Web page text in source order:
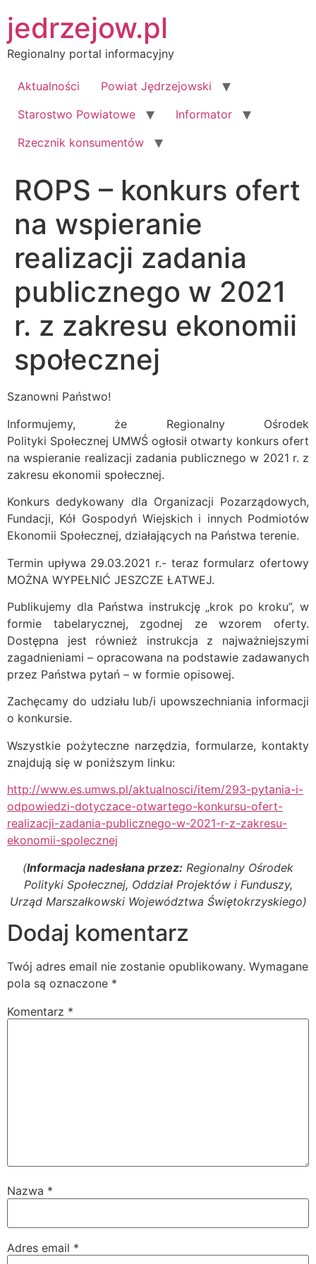
do
treści
jedrzejow.pl
Regionalny portal informacyjny
Aktualności
Powiat Jędrzejowski
Starostwo Powiatowe
Informator
Rzecznik konsumentów
ROPS – konkurs ofert
na wspieranie
realizacji zadania
publicznego w 2021
r. z zakresu ekonomii
społecznej
Szanowni Państwo!
Informujemy, że Regionalny Ośrodek
Polityki Społecznej UMWŚ ogłosił otwarty konkurs ofert
na wspieranie realizacji zadania publicznego w 2021 r. z
zakresu ekonomii społecznej.
Konkurs dedykowany dla Organizacji Pozarządowych,
Fundacji, Kół Gospodyń Wiejskich i innych Podmiotów
Ekonomii Społecznej, działających na Państwa terenie.
Termin upływa 29.03.2021 r.- teraz formularz ofertowy
MOŻNA WYPEŁNIĆ JESZCZE ŁATWEJ.
Publikujemy dla Państwa instrukcję „krok po kroku”, w
formie tabelarycznej, zgodnej ze wzorem oferty.
Dostępna jest również instrukcja z najważniejszymi
zagadnieniami – opracowana na podstawie zadawanych
przez Państwa pytań – w formie opisowej.
Zachęcamy do udziału lub/i upowszechniania informacji
o konkursie.
Wszystkie pożyteczne narzędzia, formularze, kontakty
znajdują się w poniższym linku:
http://www.es.umws.pl/aktualnosci/item/293-pytania-i-
odpowiedzi-dotyczace-otwartego-konkursu-ofert-
realizacji-zadania-publicznego-w-2021-r-z-zakresu-
ekonomii-spolecznej
(Informacja nadesłana przez: Regionalny Ośrodek
Polityki Społecznej, Oddział Projektów i Funduszy,
Urząd Marszałkowski Województwa Świętokrzyskiego)
Dodaj komentarz
Twój adres email nie zostanie opublikowany. Wymagane
pola są oznaczone *
Komentarz *
Nazwa *
Adres email *